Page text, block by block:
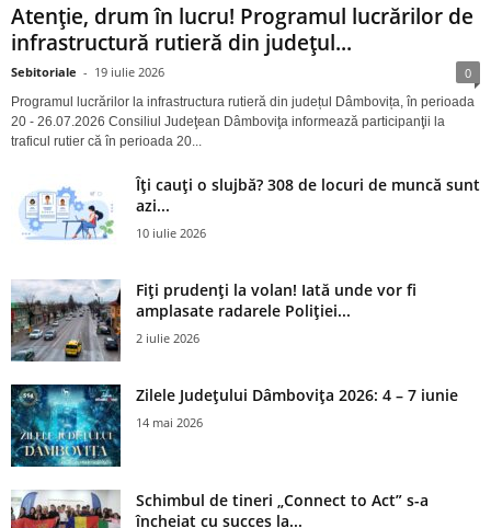
Atenție, drum în lucru! Programul lucrărilor de
infrastructură rutieră din județul...
Sebitoriale - 19 iulie 2026 0
Programul lucrărilor la infrastructura rutieră din județul Dâmbovița, în perioada
20 - 26.07.2026 Consiliul Judeţean Dâmboviţa informează participanţii la
traficul rutier că în perioada 20...
Îți cauți o slujbă? 308 de locuri de muncă sunt
azi...
10 iulie 2026
Fiți prudenți la volan! Iată unde vor fi
amplasate radarele Poliției...
2 iulie 2026
Zilele Județului Dâmbovița 2026: 4 – 7 iunie
14 mai 2026
Schimbul de tineri „Connect to Act” s-a
încheiat cu succes la...